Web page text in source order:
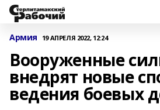
Армия 19 АПРЕЛЯ 2022, 12:24
Вооруженные
внедрят новые
ведения боевых